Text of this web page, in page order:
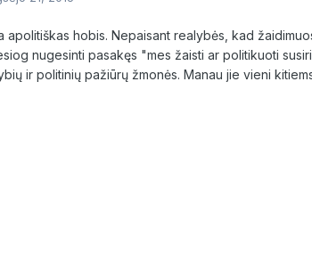
apolitiškas hobis. Nepaisant realybės, kad
nugesinti pasakęs "mes žaisti ar politikuoti
ir politinių pažiūrų žmonės. Manau jie vieni